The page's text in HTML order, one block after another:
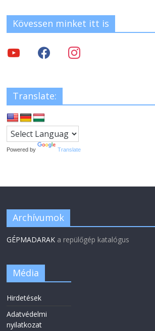
Kövessen minket itt is
Translate:
Powered by Translate
Archívumok
GÉPMADARAK a repülőgép katalógus
Média
Hirdetések
Adatvédelmi
nyilatkozat